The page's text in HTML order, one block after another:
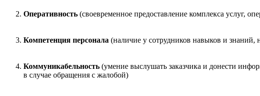
Оперативность (своевременное предоставление комплекса услуг,
Компетенция персонала (наличие у сотрудников навыков и
Коммуникабельность (умение выслушать заказчика и донести
в случае обращения с жалобой)